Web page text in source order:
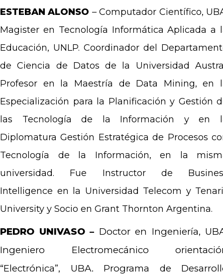
ESTEBAN ALONSO – Computador Científico,
Magister en Tecnología Informática Aplicada a
Educación, UNLP. Coordinador del
de Ciencia de Datos de la Universidad
Profesor en la Maestría de Data Mining, en
Especialización para la Planificación y Gestión
las Tecnología de la Información y en
Diplomatura Gestión Estratégica de Procesos
Tecnología de la Información, en la
universidad. Fue Instructor de
Intelligence en la Universidad Telecom y
University y Socio en Grant Thornton Argentina.
PEDRO UNIVASO – Doctor en Ingeniería,
Ingeniero Electromecánico
“Electrónica”, UBA. Programa de